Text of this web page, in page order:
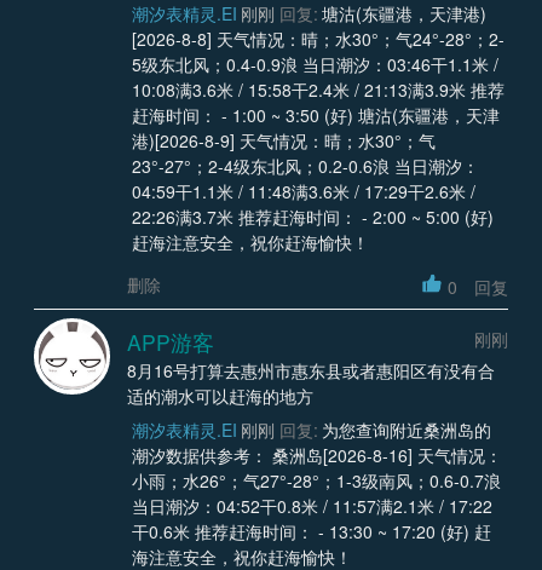
潮汐表精灵.EI 刚刚 回复: 塘沽(东疆港，天津港)
[2026-8-8] 天气情况：晴；水30°；气24°-28°；2-
5级东北风；0.4-0.9浪 当日潮汐：03:46干1.1米 /
10:08满3.6米 / 15:58干2.4米 / 21:13满3.9米 推荐
赶海时间： - 1:00 ~ 3:50 (好) 塘沽(东疆港，天津
港)[2026-8-9] 天气情况：晴；水30°；气
23°-27°；2-4级东北风；0.2-0.6浪 当日潮汐：
04:59干1.1米 / 11:48满3.6米 / 17:29干2.6米 /
22:26满3.7米 推荐赶海时间： - 2:00 ~ 5:00 (好)
赶海注意安全，祝你赶海愉快！
删除
0 回复
APP游客
刚刚
8月16号打算去惠州市惠东县或者惠阳区有没有合
适的潮水可以赶海的地方
潮汐表精灵.EI 刚刚 回复: 为您查询附近桑洲岛的
潮汐数据供参考： 桑洲岛[2026-8-16] 天气情况：
小雨；水26°；气27°-28°；1-3级南风；0.6-0.7浪
当日潮汐：04:52干0.8米 / 11:57满2.1米 / 17:22
干0.6米 推荐赶海时间： - 13:30 ~ 17:20 (好) 赶
海注意安全，祝你赶海愉快！